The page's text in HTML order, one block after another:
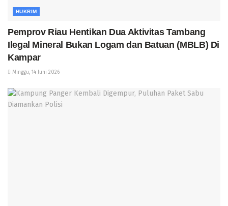
HUKRIM
Pemprov Riau Hentikan Dua Aktivitas Tambang
Ilegal Mineral Bukan Logam dan Batuan (MBLB) Di
Kampar
Minggu, 14 Juni 2026